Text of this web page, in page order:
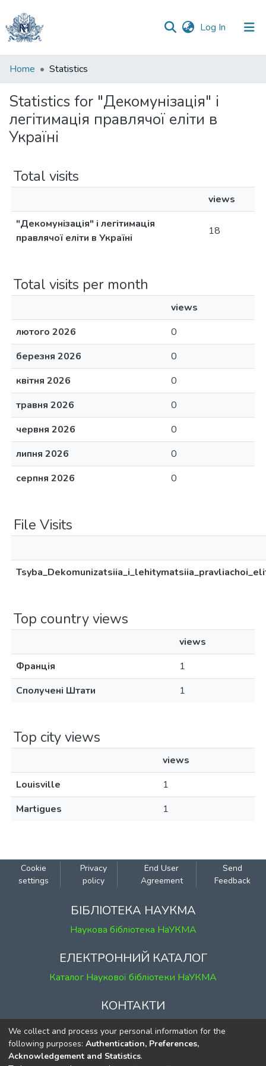
Log In (current)
Communities
Collections
All of DSpace
Home Statistics
Statistics for "Декомунізація" і
легітимація правлячої еліти в
Україні
Total visits
views
"Декомунізація" і легітимація
правлячої еліти в Україні
18
Total visits per month
views
лютого 2026
0
березня 2026
0
квітня 2026
0
травня 2026
0
червня 2026
0
липня 2026
0
серпня 2026
0
File Visits
Top country views
views
Франція
1
Сполучені Штати
1
Top city views
views
Louisville
1
Martigues
1
Cookie
settings
Privacy
policy
End User
Agreement
Send
Feedback
БІБЛІОТЕКА НАУКМА
Наукова бібліотека НаУКМА
ЕЛЕКТРОННИЙ КАТАЛОГ
Каталог Наукової бібліотеки НаУКМА
КОНТАКТИ
м. Київ, вул. Григорія Сковороди, 2
к. 1, к. 120
тел. (044) 463-69-31
We collect and process your personal information for the
following purposes: Authentication, Preferences,
Acknowledgement and Statistics.